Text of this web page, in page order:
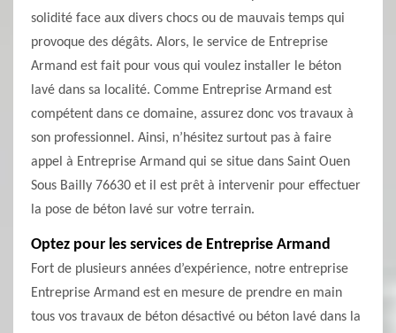
solidité face aux divers chocs ou de mauvais temps qui
provoque des dégâts. Alors, le service de Entreprise
Armand est fait pour vous qui voulez installer le béton
lavé dans sa localité. Comme Entreprise Armand est
compétent dans ce domaine, assurez donc vos travaux à
son professionnel. Ainsi, n’hésitez surtout pas à faire
appel à Entreprise Armand qui se situe dans Saint Ouen
Sous Bailly 76630 et il est prêt à intervenir pour effectuer
la pose de béton lavé sur votre terrain.
Optez pour les services de Entreprise Armand
Fort de plusieurs années d’expérience, notre entreprise
Entreprise Armand est en mesure de prendre en main
tous vos travaux de béton désactivé ou béton lavé dans la